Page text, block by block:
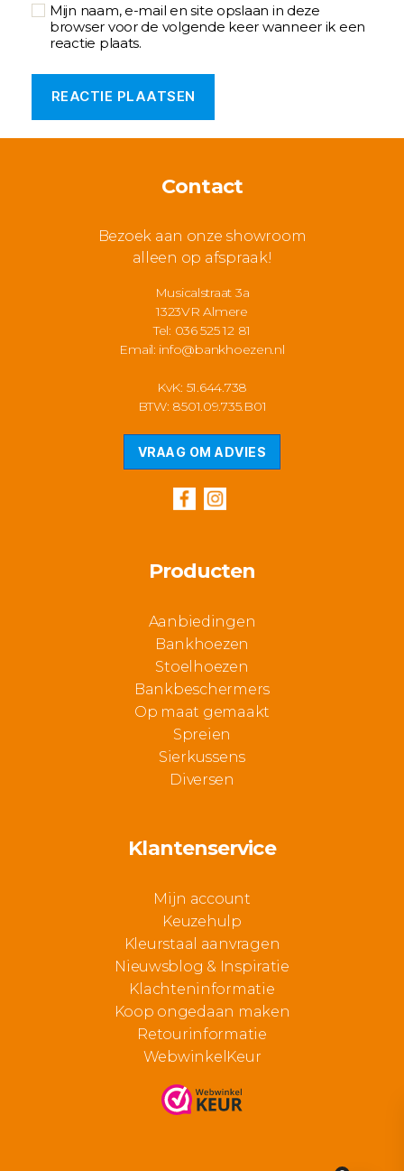
Mijn naam, e-mail en site opslaan in deze
browser voor de volgende keer wanneer ik een
reactie plaats.
Contact
Bezoek aan onze showroom
alleen op afspraak!
Musicalstraat 3a
1323VR Almere
Tel: 036 525 12 81
Email: info@bankhoezen.nl
KvK: 51.644.738
BTW: 8501.09.735.B01
VRAAG OM ADVIES
Producten
Aanbiedingen
Bankhoezen
Stoelhoezen
Bankbeschermers
Op maat gemaakt
Spreien
Sierkussens
Diversen
Klantenservice
Mijn account
Keuzehulp
Kleurstaal aanvragen
Nieuwsblog & Inspiratie
Klachteninformatie
Koop ongedaan maken
Retourinformatie
WebwinkelKeur